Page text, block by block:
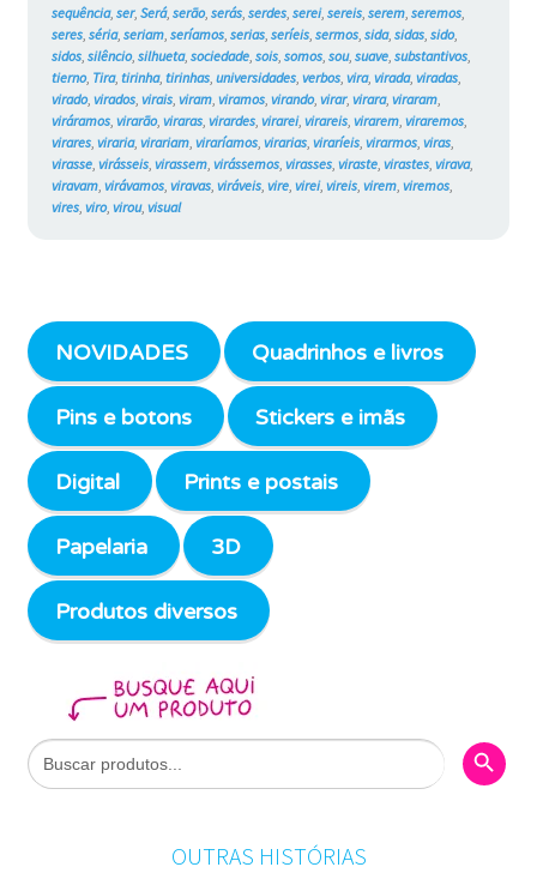
sequência, ser, Será, serão, serás, serdes, serei, sereis, serem, seremos,
seres, séria, seriam, seríamos, serias, seríeis, sermos, sida, sidas, sido,
sidos, silêncio, silhueta, sociedade, sois, somos, sou, suave, substantivos,
tierno, Tira, tirinha, tirinhas, universidades, verbos, vira, virada, viradas,
virado, virados, virais, viram, viramos, virando, virar, virara, viraram,
viráramos, virarão, viraras, virardes, virarei, virareis, virarem, viraremos,
virares, viraria, virariam, viraríamos, virarias, viraríeis, virarmos, viras,
virasse, virásseis, virassem, virássemos, virasses, viraste, virastes, virava,
viravam, virávamos, viravas, viráveis, vire, virei, vireis, virem, viremos,
vires, viro, virou, visual
NOVIDADES Quadrinhos e livros
Pins e botons Stickers e imãs
Digital Prints e postais
Papelaria 3D
Produtos diversos
Search
for:
Search
OUTRAS HISTÓRIAS